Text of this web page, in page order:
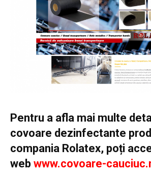
Pentru a afla mai multe
covoare dezinfectante
compania Rolatex, poți
web www.covoare-